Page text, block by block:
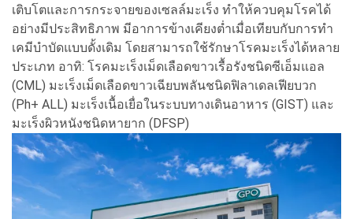
เติบโตและการกระจายของเซลล์มะเร็ง ทำให้ควบคุมโรคได้
อย่างมีประสิทธิภาพ มีอาการข้างเคียงต่ำเมื่อเทียบกับการทำ
เคมีบำบัดแบบดั้งเดิม โดยสามารถใช้รักษาโรคมะเร็งได้หลาย
ประเภท อาทิ: โรคมะเร็งเม็ดเลือดขาวเรื้อรังชนิดซีเอ็มแอล
(CML) มะเร็งเม็ดเลือดขาวเฉียบพลันชนิดฟิลาเดลเฟียบวก
(Ph+ ALL) มะเร็งเนื้อเยื่อในระบบทางเดินอาหาร (GIST) และ
มะเร็งผิวหนังชนิดหายาก (DFSP)